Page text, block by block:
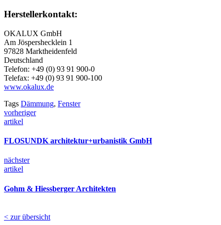
Herstellerkontakt:
OKALUX GmbH
Am Jöspershecklein 1
97828 Marktheidenfeld
Deutschland
Telefon: +49 (0) 93 91 900-0
Telefax: +49 (0) 93 91 900-100
www.okalux.de
Tags Dämmung, Fenster
vorheriger
artikel
FLOSUNDK architektur+urbanistik GmbH
nächster
artikel
Gohm & Hiessberger Architekten
< zur übersicht